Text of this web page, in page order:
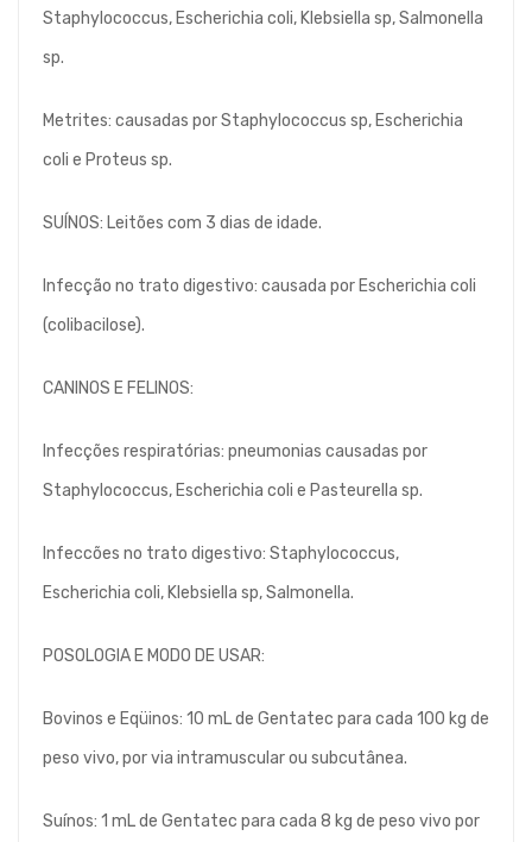
Staphylococcus, Escherichia coli, Klebsiella sp, Salmonella
sp.
Metrites: causadas por Staphylococcus sp, Escherichia
coli e Proteus sp.
SUÍNOS: Leitões com 3 dias de idade.
Infecção no trato digestivo: causada por Escherichia coli
(colibacilose).
CANINOS E FELINOS:
Infecções respiratórias: pneumonias causadas por
Staphylococcus, Escherichia coli e Pasteurella sp.
Infeccões no trato digestivo: Staphylococcus,
Escherichia coli, Klebsiella sp, Salmonella.
POSOLOGIA E MODO DE USAR:
Bovinos e Eqüinos: 10 mL de Gentatec para cada 100 kg de
peso vivo, por via intramuscular ou subcutânea.
Suínos: 1 mL de Gentatec para cada 8 kg de peso vivo por